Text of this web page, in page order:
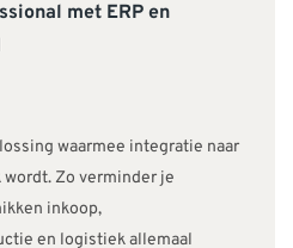
met ERP en
waarmee integratie naar
Zo verminder je
inkoop,
en logistiek allemaal